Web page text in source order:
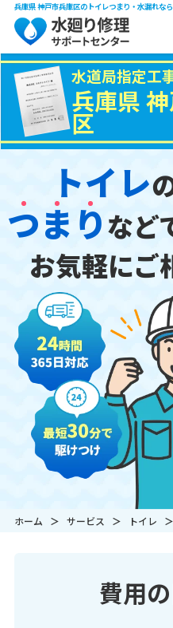
兵庫県 神戸市兵庫区のトイレつまり・水漏れな
水道局指定工
兵庫県
区
トイレ
つま りなど
お気軽にご
ホーム サービス トイレ
費用